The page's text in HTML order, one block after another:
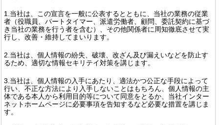
1.当社は、この宣言を一般に公表するとともに、当社の業務の従業
者（役職員、パートタイマー、派遣労働者、顧問、委託契約に基づ
き当社の業務を行う者を含む）、その他関係者に周知徹底させて実
行し、改善・維持してまいります。
2.当社は、個人情報の紛失、破壊、改ざん及び漏えいなどを防止す
るため、適切な情報セキリテイ対策を講じます。
3.当社は、個人情報の入手にあたり、適法かつ公正な手段によって
行い、不正な方法により入手しないことはもちろん、個人情報の主
体である本人から利用目的等について同意をとるか、当社インター
ネットホームページに必要事項を告知するなど必要な措置を講じま
す。